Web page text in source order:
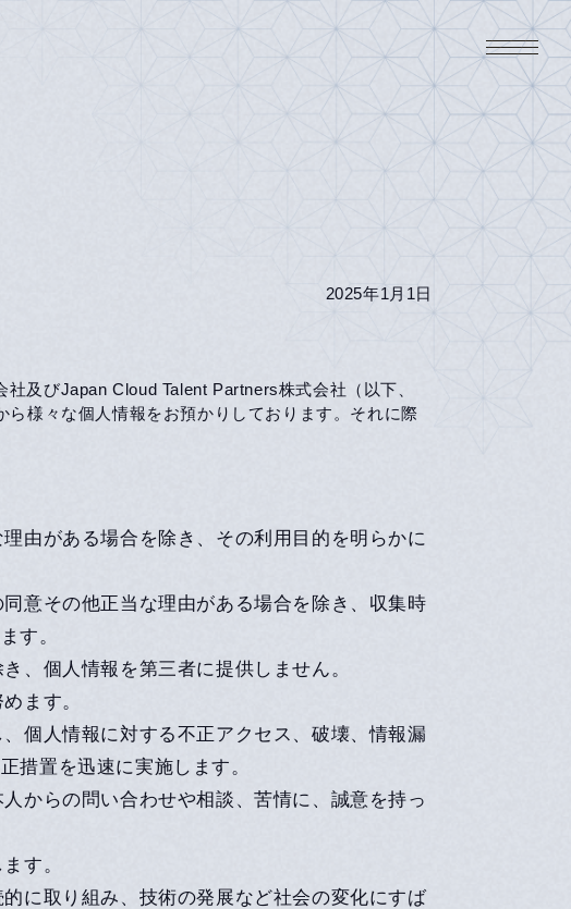
2025年1月1日
及びJapan Cloud Talent Partners株式会社（以下、
様々な個人情報をお預かりしております。それに際
由がある場合を除き、その利用目的を明らかに
意その他正当な理由がある場合を除き、収集時
す。
、個人情報を第三者に提供しません。
ます。
個人情報に対する不正アクセス、破壊、情報漏
措置を迅速に実施します。
からの問い合わせや相談、苦情に、誠意を持っ
す。
に取り組み、技術の発展など社会の変化にすば